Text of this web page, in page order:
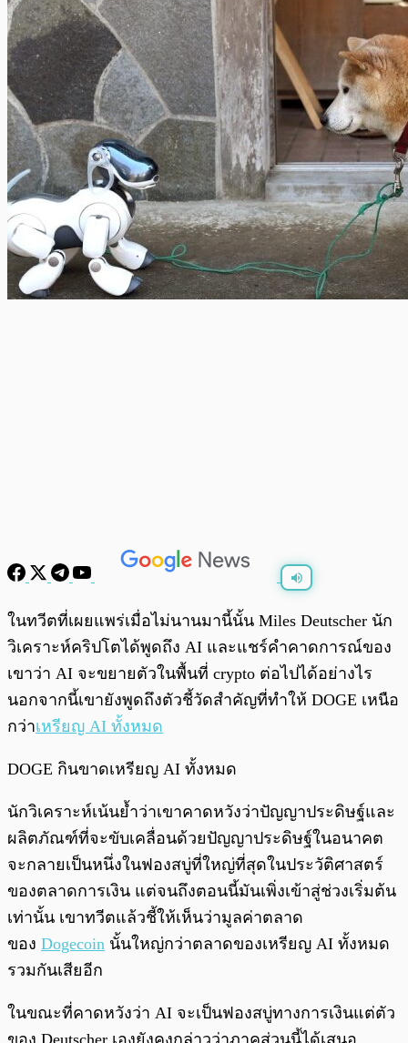
พร้อมเล่น
ในทวีตที่เผยแพร่เมื่อไม่นานมานี้นั้น Miles Deutscher นัก
วิเคราะห์คริปโตได้พูดถึง AI และแชร์คำคาดการณ์ของ
เขาว่า AI จะขยายตัวในพื้นที่ crypto ต่อไปได้อย่างไร
นอกจากนี้เขายังพูดถึงตัวชี้วัดสำคัญที่ทำให้ DOGE เหนือ
กว่าเหรียญ AI ทั้งหมด
DOGE กินขาดเหรียญ AI ทั้งหมด
นักวิเคราะห์เน้นย้ำว่าเขาคาดหวังว่าปัญญาประดิษฐ์และ
ผลิตภัณฑ์ที่จะขับเคลื่อนด้วยปัญญาประดิษฐ์ในอนาคต
จะกลายเป็นหนึ่งในฟองสบู่ที่ใหญ่ที่สุดในประวัติศาสตร์
ของตลาดการเงิน แต่จนถึงตอนนี้มันเพิ่งเข้าสู่ช่วงเริ่มต้น
เท่านั้น เขาทวีตแล้วชี้ให้เห็นว่ามูลค่าตลาด
ของ Dogecoin นั้นใหญ่กว่าตลาดของเหรียญ AI ทั้งหมด
รวมกันเสียอีก
ในขณะที่คาดหวังว่า AI จะเป็นฟองสบู่ทางการเงินแต่ตัว